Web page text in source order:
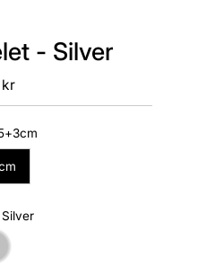
- Silver
Silver